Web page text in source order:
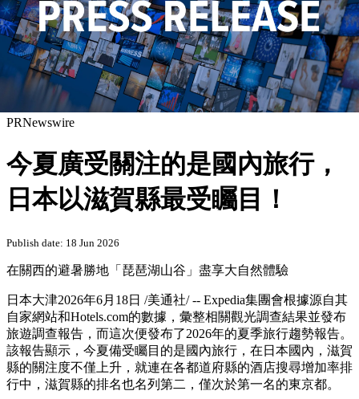
PRNewswire
今夏廣受關注的是國內旅行，
日本以滋賀縣最受矚目！
Publish date: 18 Jun 2026
在關西的避暑勝地「琵琶湖山谷」盡享大自然體驗
日本大津2026年6月18日 /美通社/ -- Expedia集團會根據源自其
自家網站和Hotels.com的數據，彙整相關觀光調查結果並發布
旅遊調查報告，而這次便發布了2026年的夏季旅行趨勢報告。
該報告顯示，今夏備受矚目的是國內旅行，在日本國內，滋賀
縣的關注度不僅上升，就連在各都道府縣的酒店搜尋增加率排
行中，滋賀縣的排名也名列第二，僅次於第一名的東京都。